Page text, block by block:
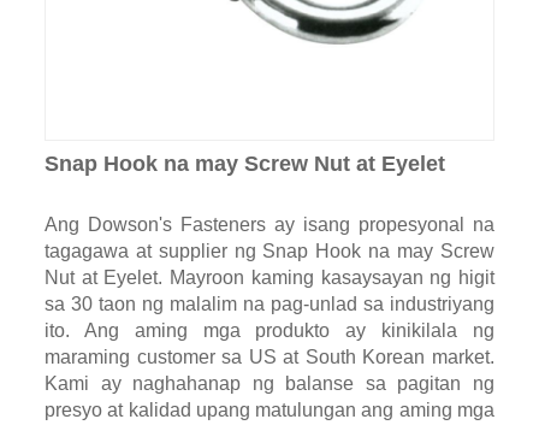
Snap Hook na may Screw Nut at Eyelet
Ang Dowson's Fasteners ay isang propesyonal na
tagagawa at supplier ng Snap Hook na may Screw
Nut at Eyelet. Mayroon kaming kasaysayan ng higit
sa 30 taon ng malalim na pag-unlad sa industriyang
ito. Ang aming mga produkto ay kinikilala ng
maraming customer sa US at South Korean market.
Kami ay naghahanap ng balanse sa pagitan ng
presyo at kalidad upang matulungan ang aming mga